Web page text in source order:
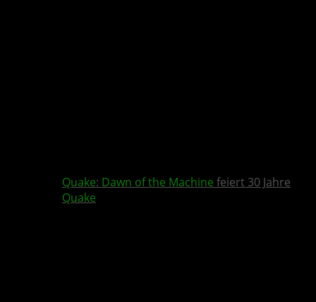
Quake: Dawn of the Machine feiert 30 Jahre
Quake